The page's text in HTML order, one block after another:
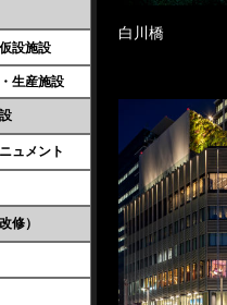
設施設
生産施設
ュメント
修）
白川橋